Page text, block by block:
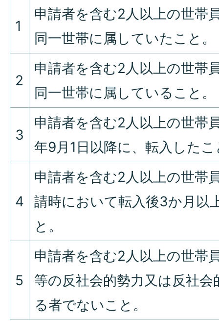
1
申請者を含む2人以上の世帯
同一世帯に属していたこと。
2
申請者を含む2人以上の世帯
同一世帯に属していること。
3
申請者を含む2人以上の世帯
年9月1日以降に、転入したこ
4
申請者を含む2人以上の世帯
請時において転入後3か月以
と。
5
申請者を含む2人以上の世帯
等の反社会的勢力又は反社
る者でないこと。